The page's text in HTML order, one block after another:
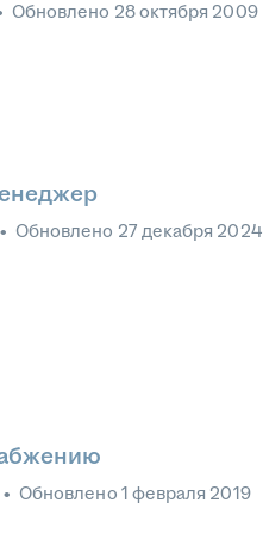
Обновлено 28 октября 2009
• Обновлено 27 декабря 2024
• Обновлено 1 февраля 2019